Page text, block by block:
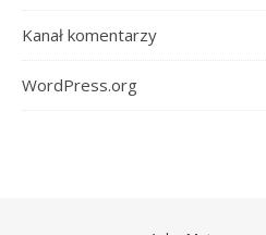
Kanał komentarzy
WordPress.org